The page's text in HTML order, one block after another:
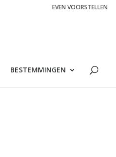
EVEN VOORSTELLEN
BESTEMMINGEN